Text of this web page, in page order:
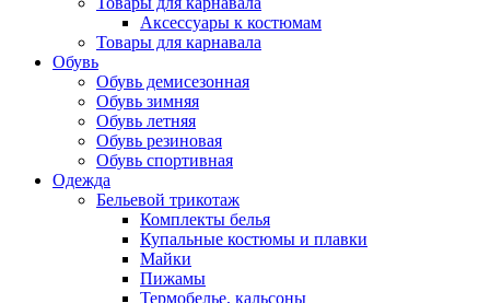
Аксессуары к костюмам
Товары для карнавала
Обувь
Обувь демисезонная
Обувь зимняя
Обувь летняя
Обувь резиновая
Обувь спортивная
Одежда
Бельевой трикотаж
Комплекты белья
Купальные костюмы и плавки
Майки
Пижамы
Термобелье, кальсоны